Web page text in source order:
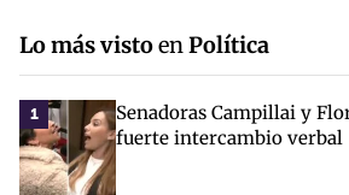
Lo más vistoenPolítica
1
Senadoras Campillai y
fuerte intercambio verbal